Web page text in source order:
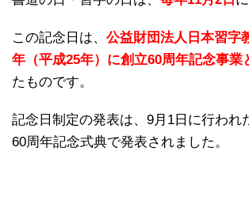
この記念日は、 公益財団法人日本習字
年（平成25年）に創立60周年記念事業
たものです。
記念日制定の発表は、9月1日に行われ
60周年記念式典で発表されました。